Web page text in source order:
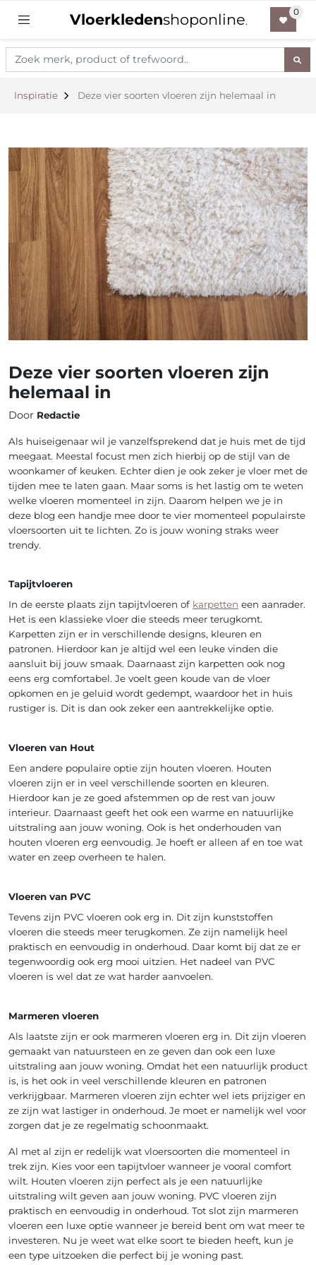
Vloerkledenshoponline.
Inspiratie Deze vier soorten vloeren zijn helemaal in
Deze vier soorten vloeren zijn
helemaal in
Door Redactie
Als huiseigenaar wil je vanzelfsprekend dat je huis met de tijd
meegaat. Meestal focust men zich hierbij op de stijl van de
woonkamer of keuken. Echter dien je ook zeker je vloer met de
tijden mee te laten gaan. Maar soms is het lastig om te weten
welke vloeren momenteel in zijn. Daarom helpen we je in
deze blog een handje mee door te vier momenteel populairste
vloersoorten uit te lichten. Zo is jouw woning straks weer
trendy.
Tapijtvloeren
In de eerste plaats zijn tapijtvloeren of karpetten een aanrader.
Het is een klassieke vloer die steeds meer terugkomt.
Karpetten zijn er in verschillende designs, kleuren en
patronen. Hierdoor kan je altijd wel een leuke vinden die
aansluit bij jouw smaak. Daarnaast zijn karpetten ook nog
eens erg comfortabel. Je voelt geen koude van de vloer
opkomen en je geluid wordt gedempt, waardoor het in huis
rustiger is. Dit is dan ook zeker een aantrekkelijke optie.
Vloeren van Hout
Een andere populaire optie zijn houten vloeren. Houten
vloeren zijn er in veel verschillende soorten en kleuren.
Hierdoor kan je ze goed afstemmen op de rest van jouw
interieur. Daarnaast geeft het ook een warme en natuurlijke
uitstraling aan jouw woning. Ook is het onderhouden van
houten vloeren erg eenvoudig. Je hoeft er alleen af en toe wat
water en zeep overheen te halen.
Vloeren van PVC
Tevens zijn PVC vloeren ook erg in. Dit zijn kunststoffen
vloeren die steeds meer terugkomen. Ze zijn namelijk heel
praktisch en eenvoudig in onderhoud. Daar komt bij dat ze er
tegenwoordig ook erg mooi uitzien. Het nadeel van PVC
vloeren is wel dat ze wat harder aanvoelen.
Marmeren vloeren
Als laatste zijn er ook marmeren vloeren erg in. Dit zijn vloeren
gemaakt van natuursteen en ze geven dan ook een luxe
uitstraling aan jouw woning. Omdat het een natuurlijk product
is, is het ook in veel verschillende kleuren en patronen
verkrijgbaar. Marmeren vloeren zijn echter wel iets prijziger en
ze zijn wat lastiger in onderhoud. Je moet er namelijk wel voor
zorgen dat je ze regelmatig schoonmaakt.
Al met al zijn er redelijk wat vloersoorten die momenteel in
trek zijn. Kies voor een tapijtvloer wanneer je vooral comfort
wilt. Houten vloeren zijn perfect als je een natuurlijke
uitstraling wilt geven aan jouw woning. PVC vloeren zijn
praktisch en eenvoudig in onderhoud. Tot slot zijn marmeren
vloeren een luxe optie wanneer je bereid bent om wat meer te
investeren. Nu je weet wat elke soort te bieden heeft, kun je
een type uitzoeken die perfect bij je woning past.